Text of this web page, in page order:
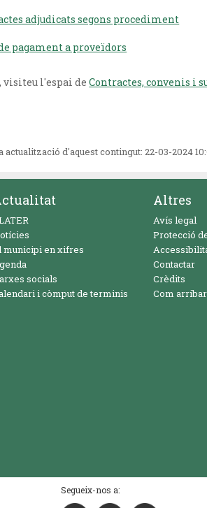
adjudicats segons procediment
pagament a proveïdors
visiteu l'espai deContractes, convenis i
actualització d'aquest contingut:22-03-2024
municipi en xifres
socials
i còmput de terminis
Altres
Avís legal
Protecció
Contactar
Crèdits
Com arribar
Segueix-nos a: